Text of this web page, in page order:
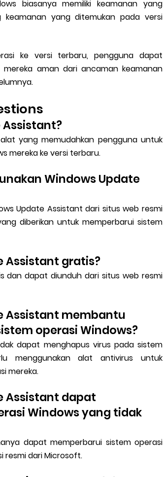
biasanya memiliki keamanan yang
keamanan yang ditemukan pada versi
ke versi terbaru, pengguna dapat
aman dari ancaman keamanan
yang memudahkan pengguna untuk
mereka ke versi terbaru.
Windows Update
Update Assistant dari situs web resmi
diberikan untuk memperbarui sistem
Assistant gratis?
dan dapat diunduh dari situs web resmi
Assistant membantu
operasi Windows?
dapat menghapus virus pada sistem
menggunakan alat antivirus untuk
mereka.
Assistant dapat
Windows yang tidak
dapat memperbarui sistem operasi
resmi dari Microsoft.